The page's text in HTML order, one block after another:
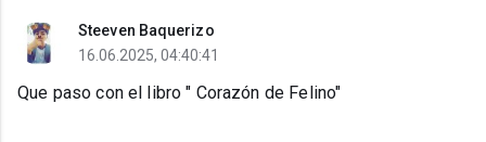
Steeven Baquerizo
16.06.2025, 04:40:41
Que paso con el libro " Corazón de Felino"